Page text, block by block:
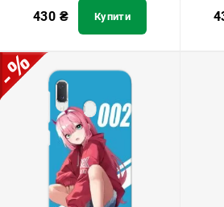
430 ₴ Купити